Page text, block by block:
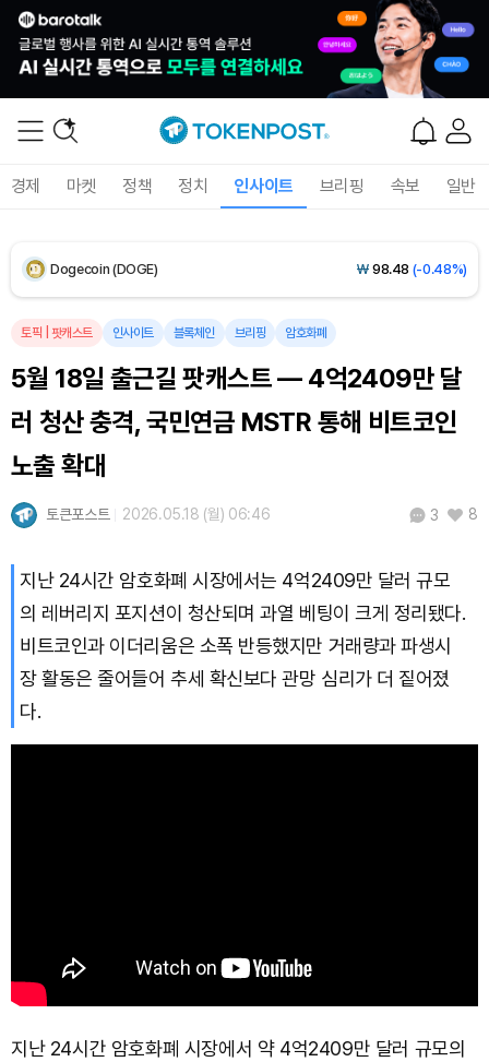
경제 마켓 정책 정치 인사이트 브리핑 속보 일반
XRP (XRP) ₩1,460(-0.07%)
Dogecoin (DOGE) ₩ 98.48 (-0.48%)
Bitcoin (BTC) ₩
토픽 팟캐스트 인사이트 블록체인 브리핑 암호화폐
5월 18일 출근길 팟캐스트 — 4억2409만 달
러 청산 충격, 국민연금 MSTR 통해 비트코인
노출 확대
토큰포스트 2026.05.18 (월) 06:46 3 8
지난 24시간 암호화폐 시장에서는 4억2409만 달러 규모
의 레버리지 포지션이 청산되며 과열 베팅이 크게 정리됐다.
비트코인과 이더리움은 소폭 반등했지만 거래량과 파생시
장 활동은 줄어들어 추세 확신보다 관망 심리가 더 짙어졌
다.
지난 24시간 암호화폐 시장에서 약 4억2409만 달러 규모의